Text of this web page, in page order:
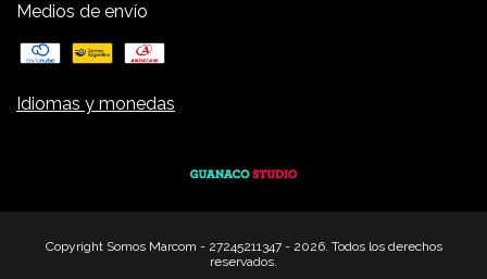
Medios de envío
Idiomas y monedas
Copyright Somos Marcom - 27245211347 - 2026. Todos los derechos
reservados.